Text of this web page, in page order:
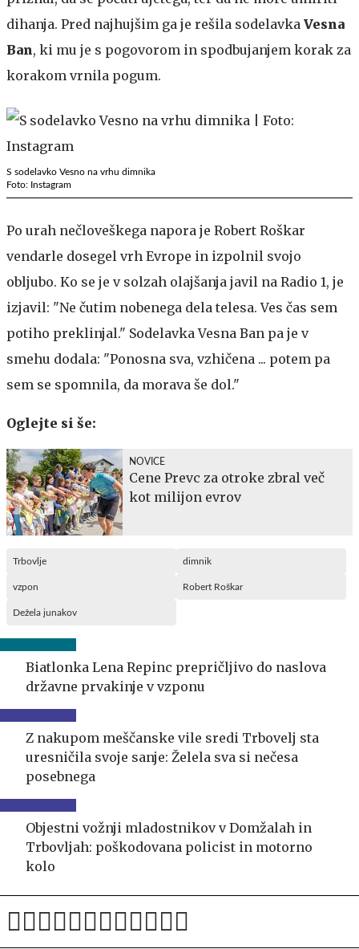
dihanja. Pred najhujšim ga je rešila sodelavka Vesna
Ban, ki mu je s pogovorom in spodbujanjem korak za
korakom vrnila pogum.
S sodelavko Vesno na vrhu dimnika
Foto: Instagram
Po urah nečloveškega napora je Robert Roškar
vendarle dosegel vrh Evrope in izpolnil svojo
obljubo. Ko se je v solzah olajšanja javil na Radio 1, je
izjavil: "Ne čutim nobenega dela telesa. Ves čas sem
potiho preklinjal." Sodelavka Vesna Ban pa je v
smehu dodala: "Ponosna sva, vzhičena ... potem pa
sem se spomnila, da morava še dol."
Oglejte si še:
NOVICE
Cene Prevc za otroke zbral več
kot milijon evrov
Trbovlje dimnik
vzpon Robert Roškar
Dežela junakov
Biatlonka Lena Repinc prepričljivo do naslova
državne prvakinje v vzponu
Z nakupom meščanske vile sredi Trbovelj sta
uresničila svoje sanje: Želela sva si nečesa
posebnega
Objestni vožnji mladostnikov v Domžalah in
Trbovljah: poškodovana policist in motorno
kolo